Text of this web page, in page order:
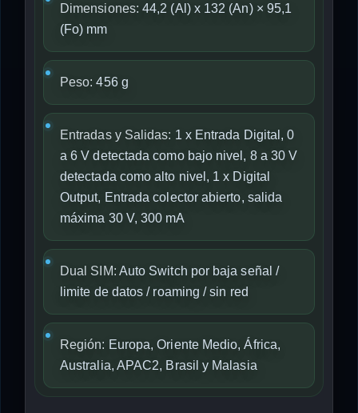
Dimensiones: 44,2 (Al) x 132 (An) × 95,1
(Fo) mm
Peso: 456 g
Entradas y Salidas: 1 x Entrada Digital, 0
a 6 V detectada como bajo nivel, 8 a 30 V
detectada como alto nivel, 1 x Digital
Output, Entrada colector abierto, salida
máxima 30 V, 300 mA
Dual SIM: Auto Switch por baja señal /
limite de datos / roaming / sin red
Región: Europa, Oriente Medio, África,
Australia, APAC2, Brasil y Malasia